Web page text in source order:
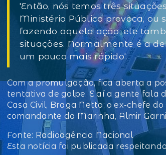
'Então, nós temos três
Ministério Público provoca, ou
fazendo aquela ação, ele
situações. Normalmente é a
um pouco mais rápido'.
Com a promulgação, fica aberta a
tentativa de golpe. E aí a gente fala
Casa Civil, Braga Netto; o ex-chefe
comandante da Marinha, Almir
Fonte: Radioagência Nacional
Esta notícia foi publicada